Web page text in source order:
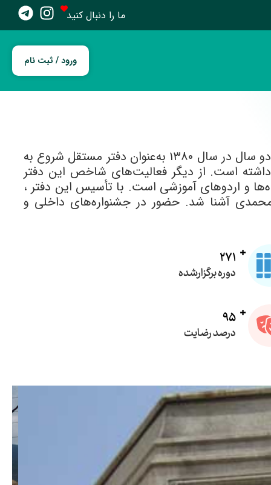
ما را دنبال کنید
ورود / ثبت نام
انجمن سینمای جوانان رودبار در سال ۱۳۷۸ به‌عنوان نمایندگی و پس از دو سال در سال ۱۳۸۰ به‌عنوان دفتر مستقل شروع به
نفر هنرجو و عضو دائمی داشته است. از دیگر فعالیت‌های شاخص این دفتر
و اردوهای آموزشی است. با تأسیس این دفتر ،
آشنا شد. حضور در جشنواره‌های داخلی و
271
دوره برگزارشده
95
درصد رضایت